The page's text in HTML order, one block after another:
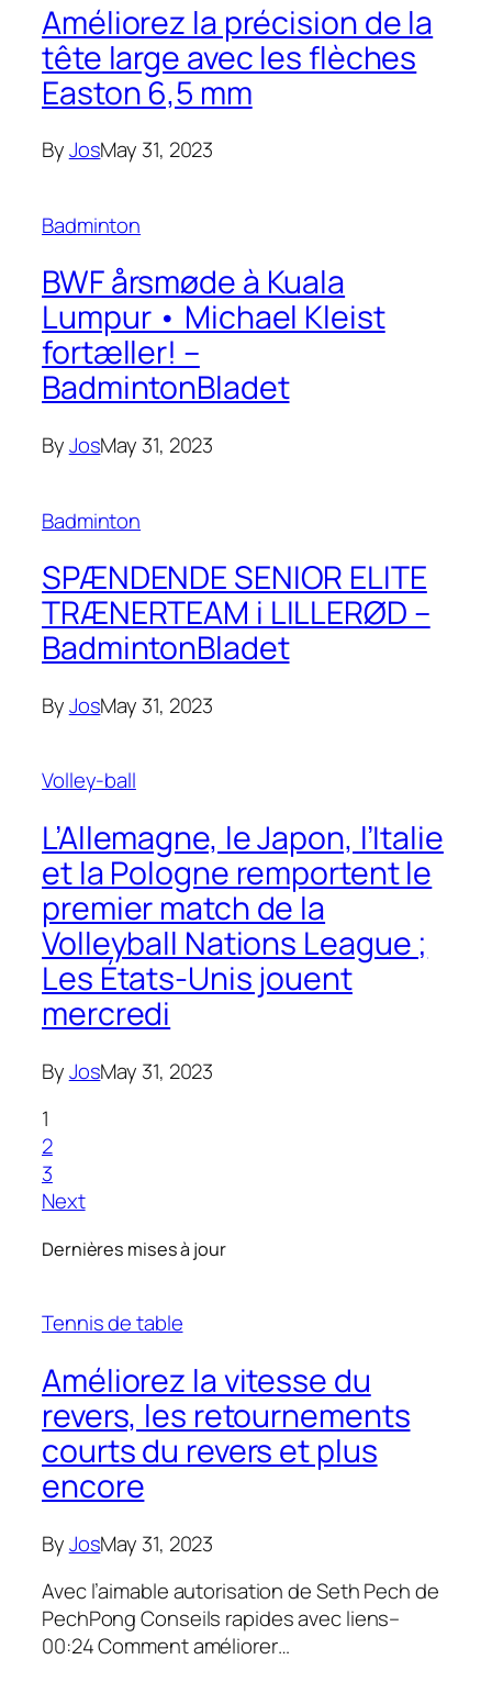
Améliorez la précision de la
tête large avec les flèches
Easton 6,5 mm
ByJosMay 31, 2023
Badminton
BWF årsmøde à Kuala
Lumpur • Michael Kleist
fortæller! –
BadmintonBladet
ByJosMay 31, 2023
Badminton
SPÆNDENDE SENIOR ELITE
TRÆNERTEAM i LILLERØD –
BadmintonBladet
ByJosMay 31, 2023
Volley-ball
L’Allemagne, le Japon, l’Italie
et la Pologne remportent le
premier match de la
Volleyball Nations League ;
Les États-Unis jouent
mercredi
ByJosMay 31, 2023
1
2
3
Next
Dernières mises à jour
Tennis de table
Améliorez la vitesse du
revers, les retournements
courts du revers et plus
encore
ByJosMay 31, 2023
Avec l’aimable autorisation de Seth Pech de
PechPong Conseils rapides avec liens–
00:24 Comment améliorer…